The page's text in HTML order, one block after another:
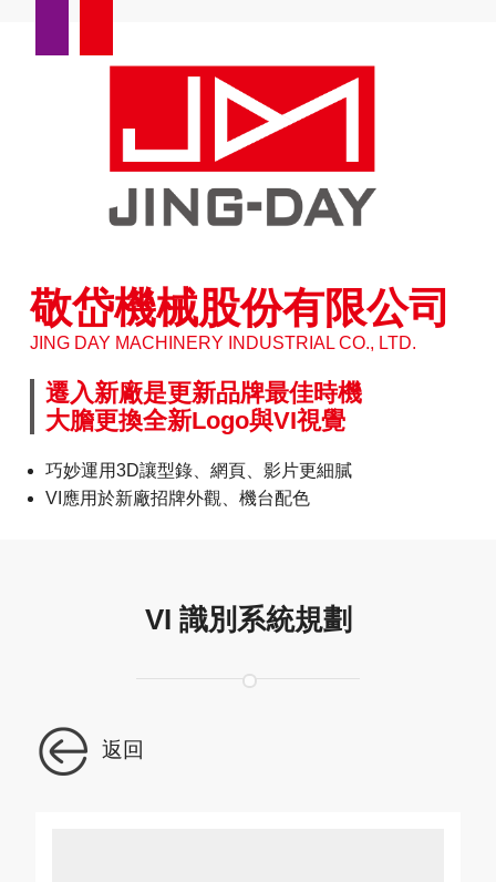
敬岱機械股份有限公司
JING DAY MACHINERY INDUSTRIAL CO., LTD.
遷入新廠是更新品牌最佳時機
大膽更換全新Logo與VI視覺
巧妙運用3D讓型錄、網頁、影片更細膩
VI應用於新廠招牌外觀、機台配色
VI 識別系統規劃
返回